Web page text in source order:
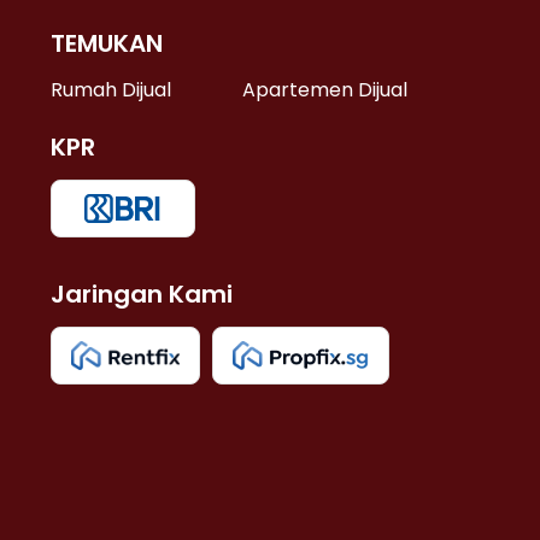
TEMUKAN
Rumah Dijual Apartemen Dijual
KPR
Jaringan Kami